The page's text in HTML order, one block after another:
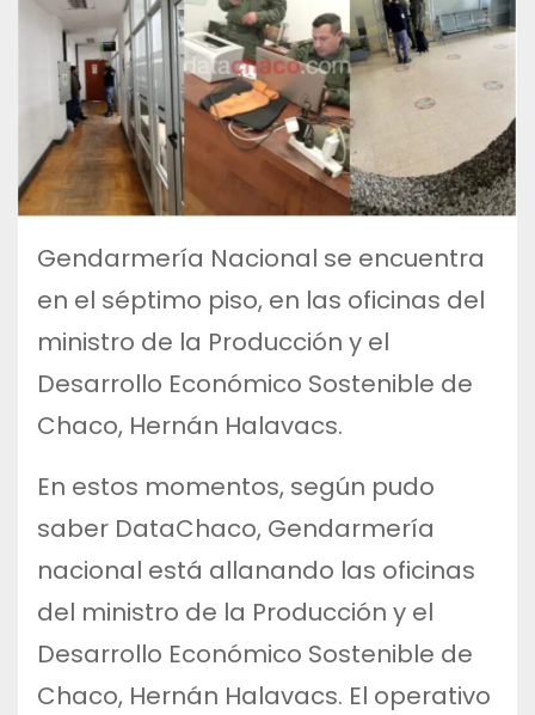
Gendarmería Nacional se encuentra
en el séptimo piso, en las oficinas del
ministro de la Producción y el
Desarrollo Económico Sostenible de
Chaco, Hernán Halavacs.
En estos momentos, según pudo
saber DataChaco, Gendarmería
nacional está allanando las oficinas
del ministro de la Producción y el
Desarrollo Económico Sostenible de
Chaco, Hernán Halavacs. El operativo